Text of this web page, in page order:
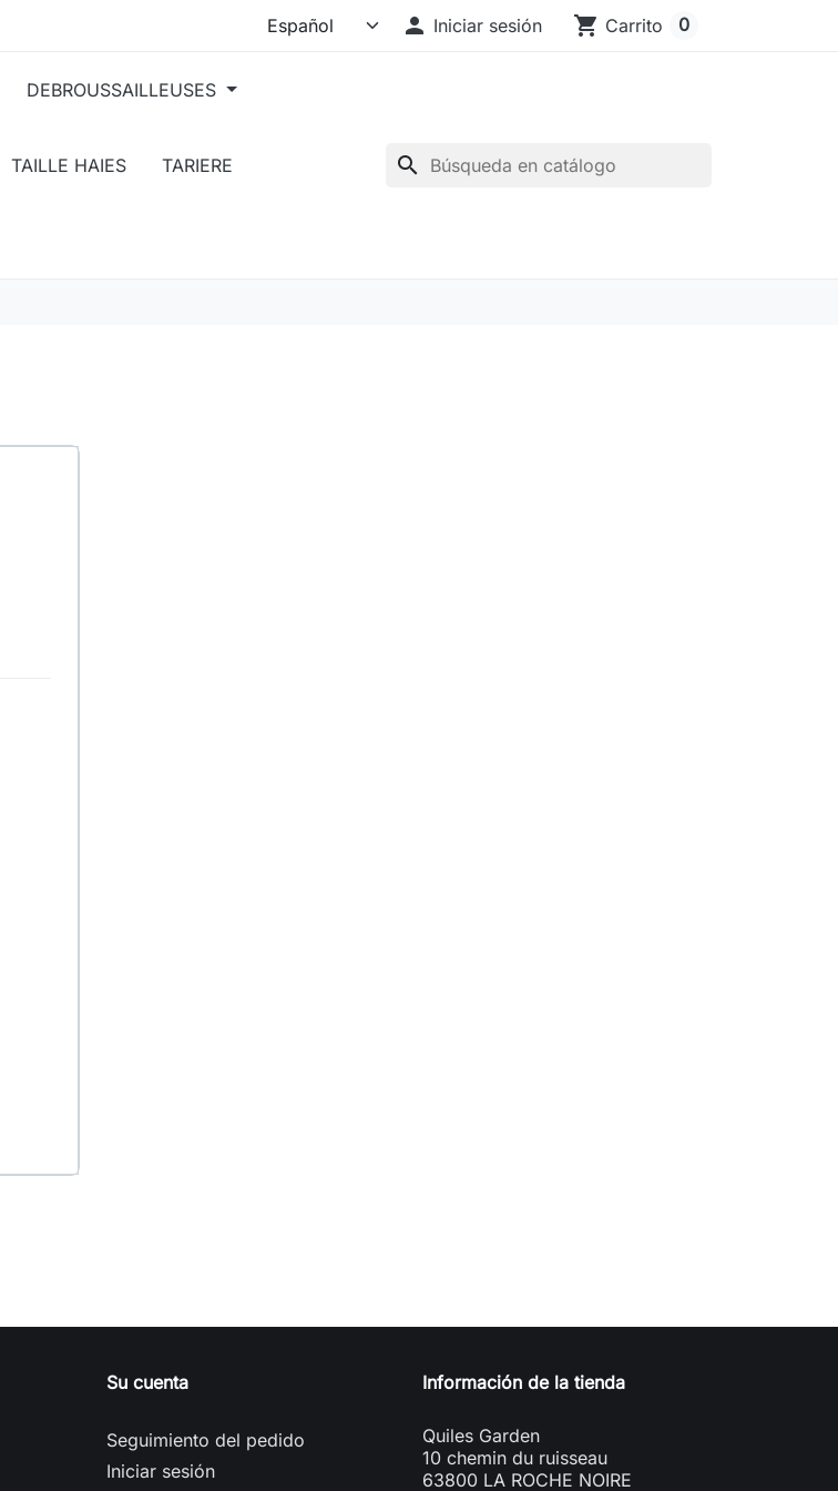
 Iniciar sesión shopping_cart Carrito 0
search
DEBROUSSAILLEUSES
TAILLE HAIES TARIERE
Su cuenta
Seguimiento del pedido
Iniciar sesión
Información de la tienda
Quiles Garden
10 chemin du ruisseau
63800 LA ROCHE NOIRE